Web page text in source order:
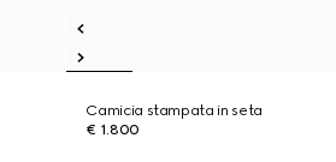
Camicia stampata in seta
€ 1.800